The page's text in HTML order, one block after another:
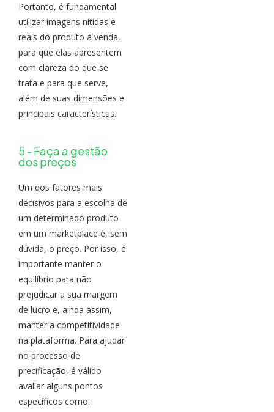
Portanto, é fundamental
utilizar imagens nítidas e
reais do produto à venda,
para que elas apresentem
com clareza do que se
trata e para que serve,
além de suas dimensões e
principais características.
5 - Faça a gestão
dos preços
Um dos fatores mais
decisivos para a escolha de
um determinado produto
em um marketplace é, sem
dúvida, o preço. Por isso, é
importante manter o
equilíbrio para não
prejudicar a sua margem
de lucro e, ainda assim,
manter a competitividade
na plataforma. Para ajudar
no processo de
precificação, é válido
avaliar alguns pontos
específicos como: